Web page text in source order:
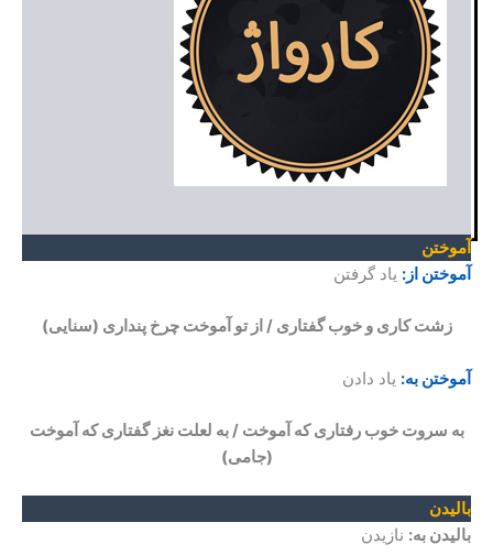
آموختن
آموختن از: یاد گرفتن
زشت کاری و خوب گفتاری / از تو آموخت چرخ پنداری (سنایی)
آموختن به: یاد دادن
به سروت خوب رفتاری که آموخت / به لعلت نغز گفتاری که آموخت
(جامی)
بالیدن
بالیدن به: نازیدن